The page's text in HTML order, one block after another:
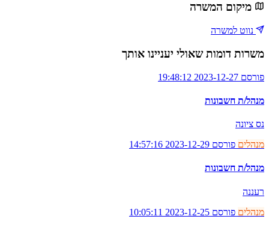
מיקום המשרה
נווט למשרה
משרות דומות שאולי יעניינו אותך
פורסם 2023-12-27 19:48:12
מנהל/ת חשבונות
נס ציונה
מנהלים פורסם 2023-12-29 14:57:16
מנהל/ת חשבונות
רעננה
מנהלים פורסם 2023-12-25 10:05:11